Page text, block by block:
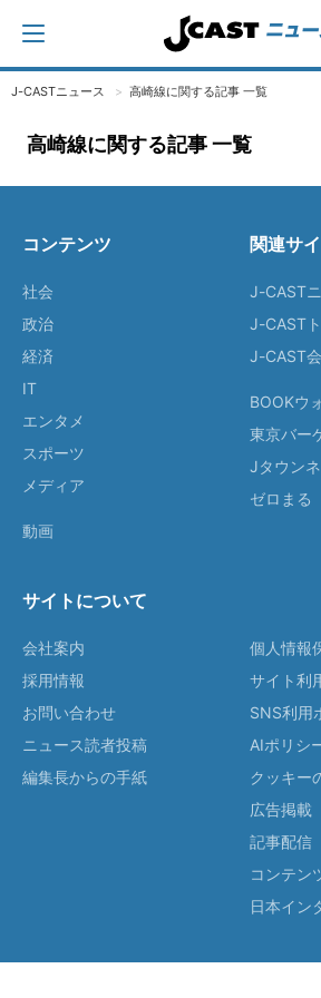
J-CASTニュース 高崎線に関する記事 一覧
高崎線に関する記事 一覧
コンテンツ
社会
政治
経済
IT
エンタメ
スポーツ
メディア
動画
関連サ
J-CAST
J-CAST
J-CAST
BOOKウ
東京バー
Jタウン
ゼロまる
サイトについて
会社案内
採用情報
お問い合わせ
ニュース読者投稿
編集長からの手紙
個人情報
サイト利
SNS利用
AIポリシ
クッキー
広告掲載
記事配信
コンテン
日本イン